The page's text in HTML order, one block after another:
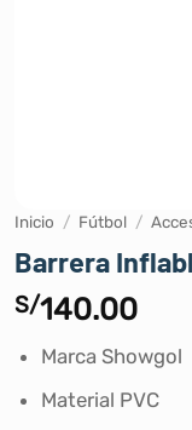
Inicio / Fútbol /
Barrera
S/140.00
Marca Showgol
Material PVC